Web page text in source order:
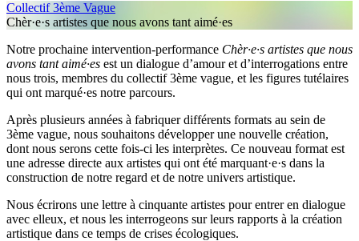
Collectif 3ème Vague
Chèr·e·s artistes que nous avons tant aimé·es
Notre prochaine intervention-performance Chèr·e·s artistes que nous
avons tant aimé·es est un dialogue d’amour et d’interrogations entre
nous trois, membres du collectif 3ème vague, et les figures tutélaires
qui ont marqué·es notre parcours.
Après plusieurs années à fabriquer différents formats au sein de
3ème vague, nous souhaitons développer une nouvelle création,
dont nous serons cette fois-ci les interprètes. Ce nouveau format est
une adresse directe aux artistes qui ont été marquant·e·s dans la
construction de notre regard et de notre univers artistique.
Nous écrirons une lettre à cinquante artistes pour entrer en dialogue
avec elleux, et nous les interrogeons sur leurs rapports à la création
artistique dans ce temps de crises écologiques.